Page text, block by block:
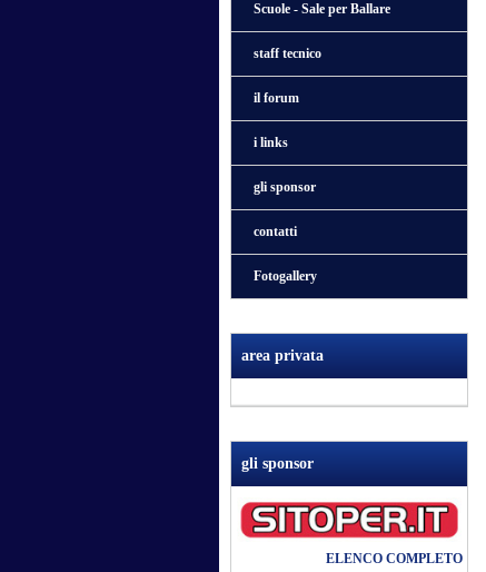
Scuole - Sale per Ballare
staff tecnico
il forum
i links
gli sponsor
contatti
Fotogallery
area privata
gli sponsor
ELENCO COMPLETO